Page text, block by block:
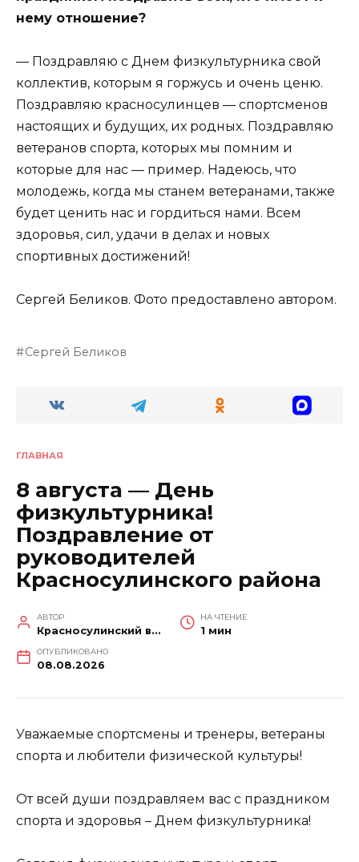
нему отношение?
— Поздравляю с Днем физкультурника свой
коллектив, которым я горжусь и очень ценю.
Поздравляю красносулинцев — спортсменов
настоящих и будущих, их родных. Поздравляю
ветеранов спорта, которых мы помним и
которые для нас — пример. Надеюсь, что
молодежь, когда мы станем ветеранами, также
будет ценить нас и гордиться нами. Всем
здоровья, сил, удачи в делах и новых
спортивных достижений!
Сергей Беликов. Фото предоставлено автором.
Сергей Беликов
ГЛАВНАЯ
8 августа — День
физкультурника!
Поздравление от
руководителей
Красносулинского района
АВТОР
Красносулинский вестник
НА ЧТЕНИЕ
1 мин
ОПУБЛИКОВАНО
08.08.2026
Уважаемые спортсмены и тренеры, ветераны
спорта и любители физической культуры!
От всей души поздравляем вас с праздником
спорта и здоровья – Днем физкультурника!